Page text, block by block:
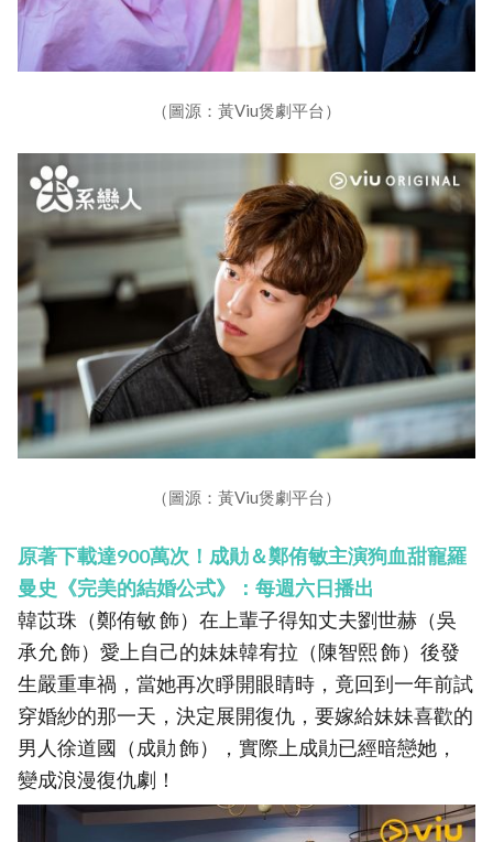
（圖源：黃Viu煲劇平台）
（圖源：黃Viu煲劇平台）
原著下載達900萬次！成勛＆鄭侑敏主演狗血甜寵羅
曼史《完美的結婚公式》：每週六日播出
韓苡珠（鄭侑敏 飾）在上輩子得知丈夫劉世赫（吳
承允 飾）愛上自己的妹妹韓宥拉（陳智熙 飾）後發
生嚴重車禍，當她再次睜開眼睛時，竟回到一年前試
穿婚紗的那一天，決定展開復仇，要嫁給妹妹喜歡的
男人徐道國（成勛 飾），實際上成勛已經暗戀她，
變成浪漫復仇劇！